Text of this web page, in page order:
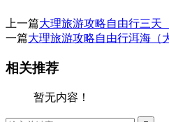
上一篇大理旅游攻略自由行三天
一篇大理旅游攻略自由行洱海（
相关推荐
暂无内容！